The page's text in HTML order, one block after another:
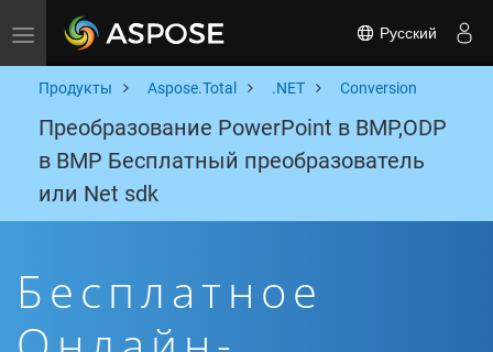
Toggle navigation Русский
Продукты Aspose.Total .NET Conversion
Преобразование PowerPoint в BMP,ODP
в BMP Бесплатный преобразователь
или Net sdk
Бесплатное